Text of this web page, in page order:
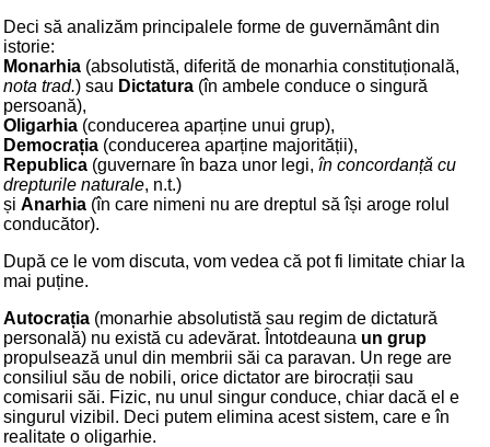
Deci să analizăm principalele forme de guvernământ din
istorie:
Monarhia (absolutistă, diferită de monarhia constituțională,
nota trad.) sau Dictatura (în ambele conduce o singură
persoană),
Oligarhia (conducerea aparține unui grup),
Democrația (conducerea aparține majorității),
Republica (guvernare în baza unor legi, în concordanță cu
drepturile naturale, n.t.)
și Anarhia (în care nimeni nu are dreptul să își aroge rolul
conducător).
După ce le vom discuta, vom vedea că pot fi limitate chiar la
mai puține.
Autocrația (monarhie absolutistă sau regim de dictatură
personală) nu există cu adevărat. Întotdeauna un grup
propulsează unul din membrii săi ca paravan. Un rege are
consiliul său de nobili, orice dictator are birocrații sau
comisarii săi. Fizic, nu unul singur conduce, chiar dacă el e
singurul vizibil. Deci putem elimina acest sistem, care e în
realitate o oligarhie.